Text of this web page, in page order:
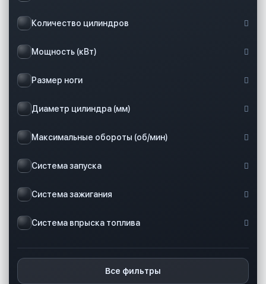
Количество цилиндров
Мощность (кВт)
Размер ноги
Диаметр цилиндра (мм)
Максимальные обороты (об/мин)
Система запуска
Система зажигания
Система впрыска топлива
Все фильтры